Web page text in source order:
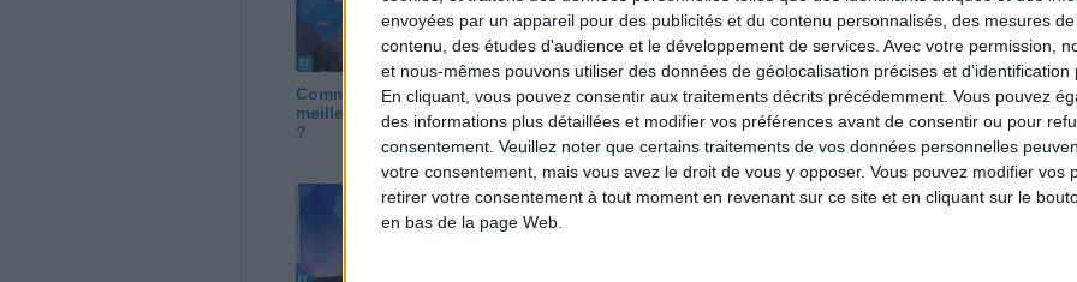
envoyées par un appareil pour des publicités et du contenu personnalisés, des mesures
contenu, des études d'audience et le développement de services. Avec votre permission,
et nous-mêmes pouvons utiliser des données de géolocalisation précises et d’identification
En cliquant, vous pouvez consentir aux traitements décrits précédemment. Vous pouvez
des informations plus détaillées et modifier vos préférences avant de consentir ou pour
consentement. Veuillez noter que certains traitements de vos données personnelles
votre consentement, mais vous avez le droit de vous y opposer. Vous pouvez modifier vos
retirer votre consentement à tout moment en revenant sur ce site et en cliquant sur le
en bas de la page Web.
Comment choisir les
meilleures mozzarellas
?
Cocktails sans alcool :
des recettes faciles
pour l'été
Comment éviter le
grignotage en
vacances ?